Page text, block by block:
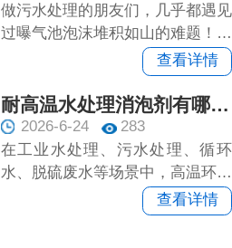
做污水处理的朋友们，几乎都遇见
过曝气池泡沫堆积如山的难题！泡
沫漫池外溢、现场脏乱、出水指
查看详情
耐高温水处理消泡剂有哪些？介绍三大类型及适用场...
2026-6-24
283
在工业水处理、污水处理、循环
水、脱硫废水等场景中，高温环境
易催生大量泡沫，影响水处理过
查看详情